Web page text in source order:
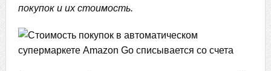
покупок и их стоимость.